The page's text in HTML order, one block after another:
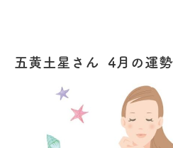
五黄土星さん 4月の運勢